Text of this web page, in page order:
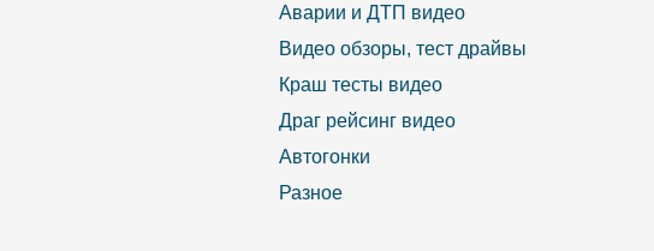
Аварии и ДТП видео
Видео обзоры, тест драйвы
Краш тесты видео
Драг рейсинг видео
Автогонки
Разное